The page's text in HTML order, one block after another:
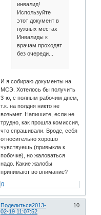
инвалид!
Используйте
этот документ в
нужных местах
Инвалиды к
врачам проходят
без очереди...
И я собираю документы на
МСЭ. Хотелось бы получить
3-ю, с полным рабочим днем,
т.к. на полдня никто не
возьмет. Напишите, если не
трудно, как прошла комиссия,
что спрашивали. Вроде, себя
относительно хорошо
чувствуешь (привыкла к
побочке), но жаловаться
надо. Какие жалобы
принимают во внимание?
0
Поделиться 10
2013-
02-19 11:07:52